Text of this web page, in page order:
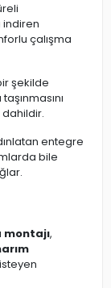
indiren
çalışma
şekilde
dahildir.
entegre
bile
montajı,